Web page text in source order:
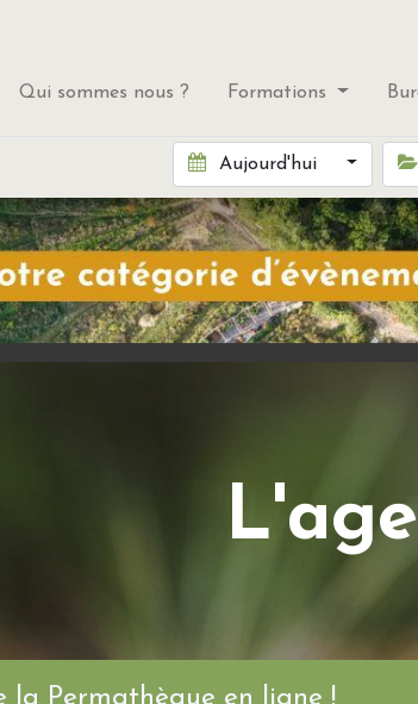
Qui sommes nous ? Formations
Aujourd'hui
la Permathèque en